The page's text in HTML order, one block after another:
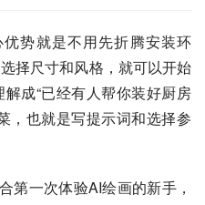
势就是不用先折腾安装环
择尺寸和风格，就可以开始
成“已经有人帮你装好厨房
，也就是写提示词和选择参
第一次体验AI绘画的新手，